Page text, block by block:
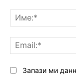
Запази ми